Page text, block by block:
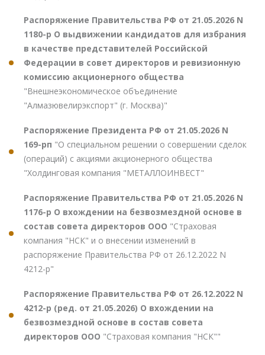
Распоряжение Правительства РФ от 21.05.2026 N
1180-р О выдвижении кандидатов для избрания
в качестве представителей Российской
Федерации в совет директоров и ревизионную
комиссию акционерного общества
"Внешнеэкономическое объединение
"Алмазювелирэкспорт" (г. Москва)"
Распоряжение Президента РФ от 21.05.2026 N
169-рп "О специальном решении о совершении сделок
(операций) с акциями акционерного общества
"Холдинговая компания "МЕТАЛЛОИНВЕСТ"
Распоряжение Правительства РФ от 21.05.2026 N
1176-р О вхождении на безвозмездной основе в
состав совета директоров ООО "Страховая
компания "НСК" и о внесении изменений в
распоряжение Правительства РФ от 26.12.2022 N
4212-р"
Распоряжение Правительства РФ от 26.12.2022 N
4212-р (ред. от 21.05.2026) О вхождении на
безвозмездной основе в состав совета
директоров ООО "Страховая компания "НСК""